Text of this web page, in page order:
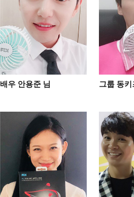
배우 안용준 님 그룹 동키